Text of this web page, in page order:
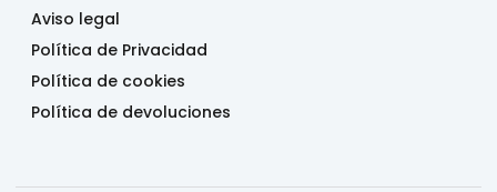
Aviso legal
Política de Privacidad
Política de cookies
Política de devoluciones